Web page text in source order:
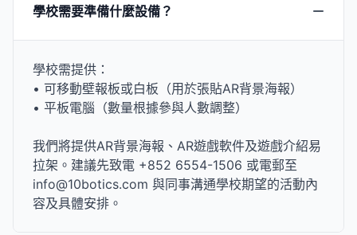
學校需要準備什麼設備？
學校需提供：
• 可移動壁報板或白板（用於張貼AR背景海報）
• 平板電腦（數量根據參與人數調整）
我們將提供AR背景海報、AR遊戲軟件及遊戲介紹易
拉架。建議先致電 +852 6554-1506 或電郵至
info@10botics.com 與同事溝通學校期望的活動內
容及具體安排。